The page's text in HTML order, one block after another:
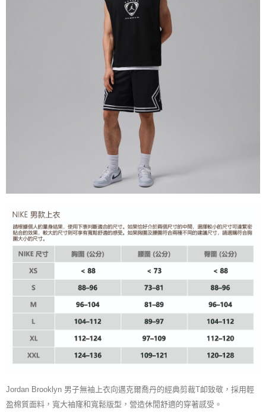
Jordan Brooklyn 男子無袖上衣向邁克爾喬丹的經典剪裁T卹致敬，採用輕
盈棉質面料，寬大袖窿和寬鬆版型，營造休閒舒適的穿著感受。